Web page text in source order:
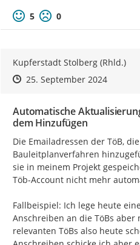
5
0
Kupferstadt Stolberg (Rhld.)
Zeitpunkt des Erstellens
Zeitpunkt des Erstellens
25. September 2024Zur
Automatische
dem Hinzufügen
Die Emailadressen der TöB,
Bauleitplanverfahren
sie in meinem Projekt
Töb-Account nicht mehr
Fallbeispiel: Ich lege heute
Anschreiben an die TöBs
relevanten TöBs also heute